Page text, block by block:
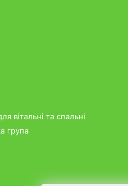
вітальні та спальні
група